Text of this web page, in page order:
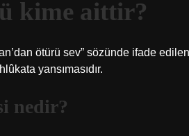
kime aittir?
ötürü sev” sözünde ifade
yansımasıdır.
nedir?